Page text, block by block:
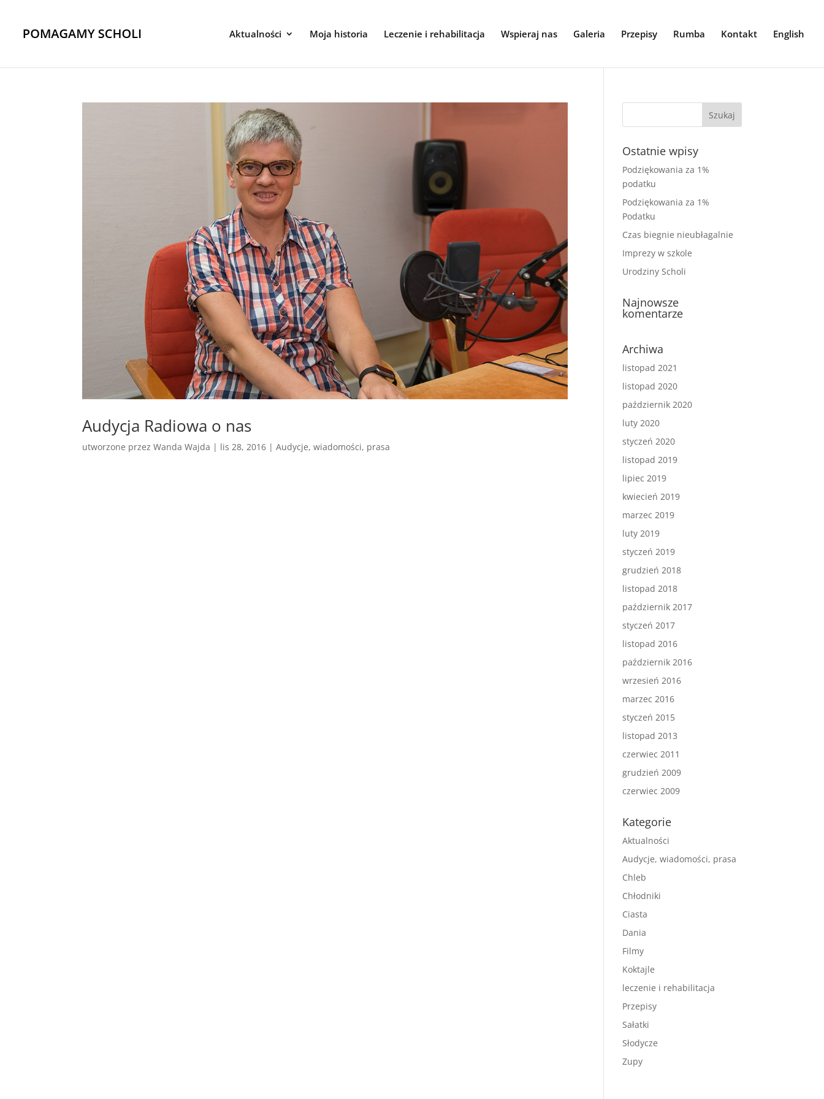
Aktualności Moja historia Leczenie i rehabilitacja Wspieraj nas Galeria Przepisy Rumba Kontakt English
Audycja Radiowa o nas
utworzone przezWanda Wajda | lis 28, 2016 |Audycje, wiadomości, prasa
Ostatnie wpisy
Podziękowania za 1%
podatku
Podziękowania za 1%
Podatku
Czas biegnie nieubłagalnie
Imprezy w szkole
Urodziny Scholi
Najnowsze
komentarze
Archiwa
listopad 2021
listopad 2020
październik 2020
luty 2020
styczeń 2020
listopad 2019
lipiec 2019
kwiecień 2019
marzec 2019
luty 2019
styczeń 2019
grudzień 2018
listopad 2018
październik 2017
styczeń 2017
listopad 2016
październik 2016
wrzesień 2016
marzec 2016
styczeń 2015
listopad 2013
czerwiec 2011
grudzień 2009
czerwiec 2009
Kategorie
Aktualności
Audycje, wiadomości, prasa
Chleb
Chłodniki
Ciasta
Dania
Filmy
Koktajle
leczenie i rehabilitacja
Przepisy
Sałatki
Słodycze
Zupy